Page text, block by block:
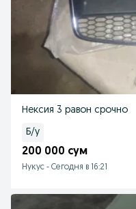
Нексия 3 равон срочно
Б/у
200 000 сум
Нукус - Сегодня в 16:21